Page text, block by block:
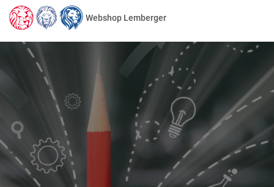
Webshop Lemberger